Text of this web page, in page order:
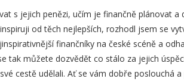
s jejich penězi, učím je finančně plánovat a
od těch nejlepších, rozhodl jsem se
finančníky na české scéně a
tak můžete dozvědět co stálo za jejich
cestě udělali. Ať se vám dobře poslouchá